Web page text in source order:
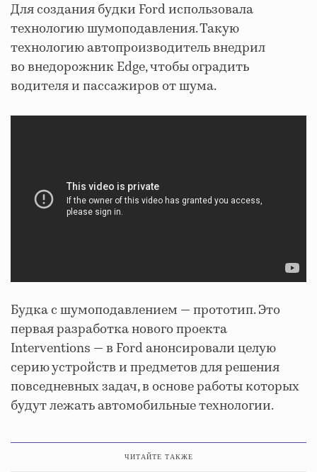
Для создания будки Ford использовала
технологию шумоподавления. Такую
технологию автопроизводитель внедрил
во внедорожник Edge, чтобы оградить
водителя и пассажиров от шума.
Будка с шумоподавлением — прототип. Это
первая разработка нового проекта
Interventions — в Ford анонсировали целую
серию устройств и предметов для решения
повседневных задач, в основе работы которых
будут лежать автомобильные технологии.
ЧИТАЙТЕ ТАКЖЕ